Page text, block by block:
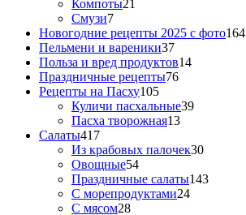
Компоты21
Смузи7
Новогодние рецепты 2025 с фото164
Пельмени и вареники37
Польза и вред продуктов14
Праздничные рецепты76
Рецепты на Пасху105
Куличи пасхальные39
Пасха творожная13
Салаты417
Из крабовых палочек30
Овощные54
Праздничные салаты143
С морепродуктами24
С мясом28